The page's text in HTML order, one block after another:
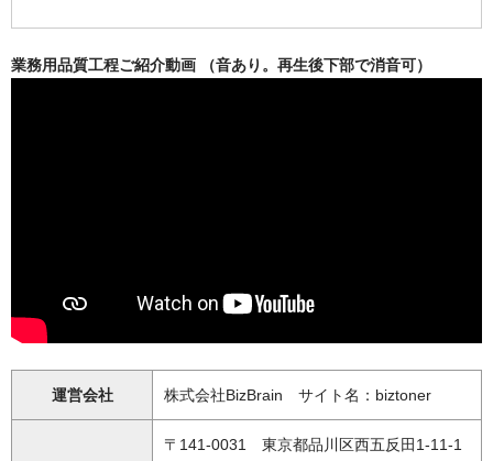
業務用品質工程ご紹介動画 （音あり。再生後下部で消音可）
運営会社 株式会社BizBrain サイト名：biztoner
〒141-0031 東京都品川区西五反田1-11-1